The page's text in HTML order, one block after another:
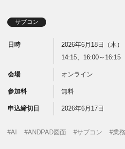
サブコン
日時
2026年6月18日（木
14:15、16:00～16:15
会場 オンライン
参加料 無料
申込締切日 2026年6月17日
AI ANDPAD図面 サブコン 業